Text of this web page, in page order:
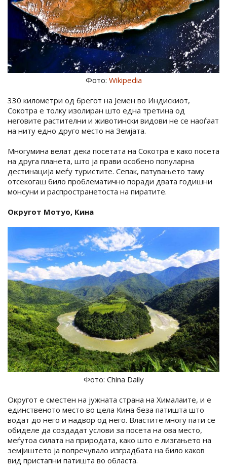
Фото: Wikipedia
330 километри од брегот на Јемен во Индискиот,
Сокотра е толку изолиран што една третина од
неговите растителни и животински видови не се наоѓаат
на ниту едно друго место на Земјата.
Многумина велат дека посетата на Сокотра е како посета
на друга планета, што ја прави особено популарна
дестинација меѓу туристите. Сепак, патувањето таму
отсекогаш било проблематично поради двата годишни
монсуни и распространетоста на пиратите.
Округот Мотуо, Кина
Фото: China Daily
Округот е сместен на јужната страна на Хималаите, и е
единственото место во цела Кина беза патишта што
водат до него и надвор од него. Властите многу пати се
обиделе да создадат услови за посета на ова место,
меѓутоа силата на природата, како што е лизгањето на
земјиштето ја попречувало изградбата на било каков
вид пристапни патишта во областа.